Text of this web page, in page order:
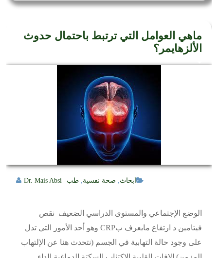
ماهي العوامل التي ترتبط باحتمال حدوث
الألزهايمر؟
Dr. Mais Absi أبحاث صحة نفسية طب
الوضع الإجتماعي والمستوى الدراسي الضعيف نقص
فيتامين د ارتفاع مايعرف بCRP وهو أحد الأمور التي تدل
على وجود حالة التهابية في الجسم (نتحدث هنا عن الإلتهاب